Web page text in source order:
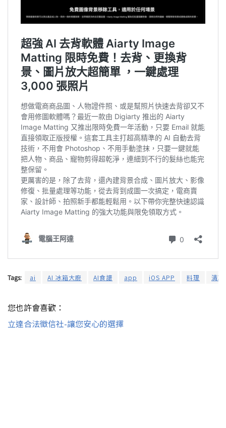
Tags: ai AI 冰箱大廚 AI食譜 app iOS APP 料理 清冰
您也許會喜歡：
立達合法徵信社-讓您安心的選擇